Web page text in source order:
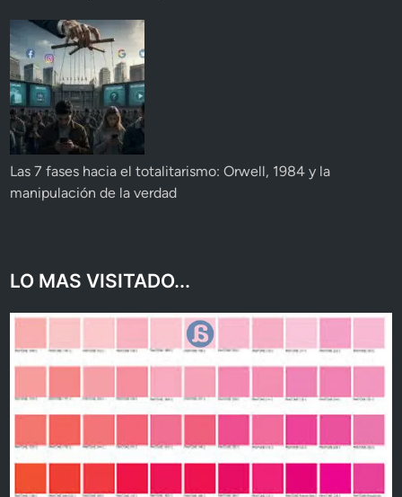
Las 7 fases hacia el totalitarismo: Orwell, 1984 y la
manipulación de la verdad
LO MAS VISITADO...